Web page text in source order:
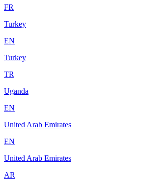
FR
Turkey
EN
Turkey
TR
Uganda
EN
United Arab Emirates
EN
United Arab Emirates
AR